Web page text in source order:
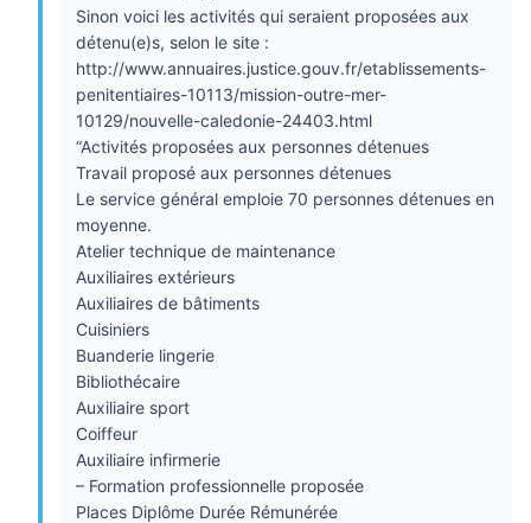
Sinon voici les activités qui seraient proposées aux
détenu(e)s, selon le site :
http://www.annuaires.justice.gouv.fr/etablissements-
penitentiaires-10113/mission-outre-mer-
10129/nouvelle-caledonie-24403.html
“Activités proposées aux personnes détenues
Travail proposé aux personnes détenues
Le service général emploie 70 personnes détenues en
moyenne.
Atelier technique de maintenance
Auxiliaires extérieurs
Auxiliaires de bâtiments
Cuisiniers
Buanderie lingerie
Bibliothécaire
Auxiliaire sport
Coiffeur
Auxiliaire infirmerie
– Formation professionnelle proposée
Places Diplôme Durée Rémunérée